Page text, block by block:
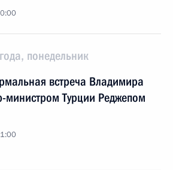
понедельник
встреча Владимира
министром Турции Реджепом